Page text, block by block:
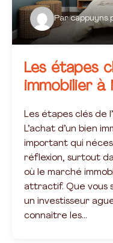
Par
Les étapes
immobilier à
Les étapes clés de
L’achat d’un bien
important qui
réflexion, surtout
où le marché
attractif. Que vous
un investisseur
connaître les…